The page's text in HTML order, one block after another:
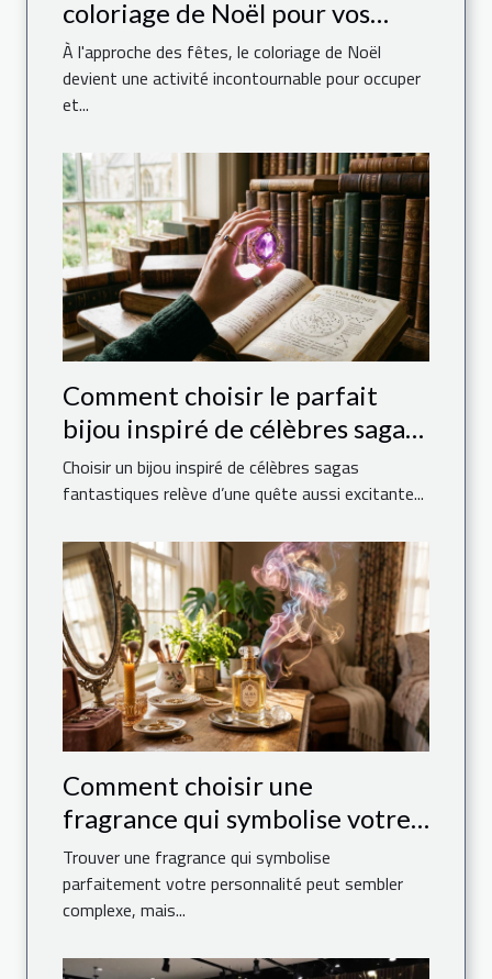
coloriage de Noël pour vos
enfants ?
À l'approche des fêtes, le coloriage de Noël
devient une activité incontournable pour occuper
et...
Comment choisir le parfait
bijou inspiré de célèbres sagas
fantastiques ?
Choisir un bijou inspiré de célèbres sagas
fantastiques relève d’une quête aussi excitante...
Comment choisir une
fragrance qui symbolise votre
personnalité ?
Trouver une fragrance qui symbolise
parfaitement votre personnalité peut sembler
complexe, mais...